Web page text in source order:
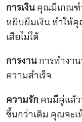
การเงินคุณมีเกณฑ์
หยิบยืมเงิน ทำให้คุ
เสียไม่ได้
การงานการทำงา
ความสำเร็จ
ความรัก คนมีคู่แล้ว
ขึ้นกว่าเดิม คุณจะ